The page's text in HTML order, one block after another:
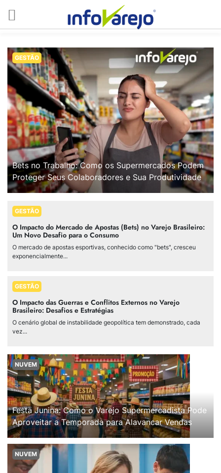
GESTÃO
Bets no Trabalho: Como os Supermercados Podem
Proteger Seus Colaboradores e Sua Produtividade
GESTÃO
O Impacto do Mercado de Apostas (Bets) no Varejo Brasileiro:
Um Novo Desafio para o Consumo
O mercado de apostas esportivas, conhecido como "bets", cresceu
exponencialmente...
GESTÃO
O Impacto das Guerras e Conflitos Externos no Varejo
Brasileiro: Desafios e Estratégias
O cenário global de instabilidade geopolítica tem demonstrado, cada
vez...
NUVEM
Festa Junina: Como o Varejo Supermercadista Pode
Aproveitar a Temporada para Alavancar Vendas
NUVEM